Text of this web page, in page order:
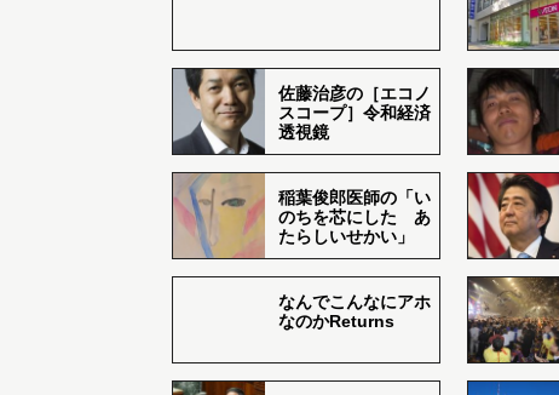
佐藤治彦の［エコノ
スコープ］令和経済
透視鏡
稲葉俊郎医師の「い
のちを芯にした あ
たらしいせかい」
なんでこんなにアホ
なのかReturns